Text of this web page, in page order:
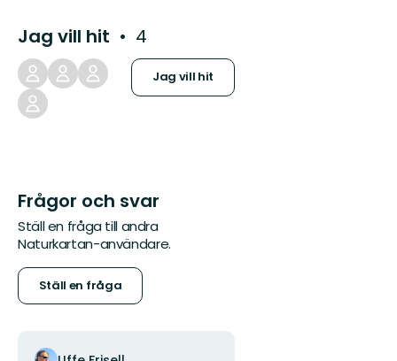
Jag vill hit 4
Jag vill hit
Frågor och svar
Ställ en fråga till andra
Naturkartan-användare.
Ställ en fråga